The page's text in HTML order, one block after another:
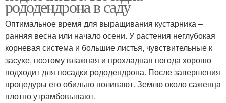
рододендрона в саду
Оптимальное время для выращивания кустарника –
ранняя весна или начало осени. У растения неглубокая
корневая система и большие листья, чувствительные к
засухе, поэтому влажная и прохладная погода хорошо
подходит для посадки рододендрона. После завершения
процедуры его обильно поливают. Землю около саженца
плотно утрамбовывают.